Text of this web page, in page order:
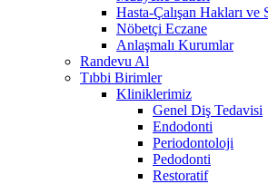
Hasta-Çalışan Hakları ve
Nöbetçi Eczane
Anlaşmalı Kurumlar
Randevu Al
Tıbbi Birimler
Kliniklerimiz
Genel Diş Tedavisi
Endodonti
Periodontoloji
Pedodonti
Restoratif